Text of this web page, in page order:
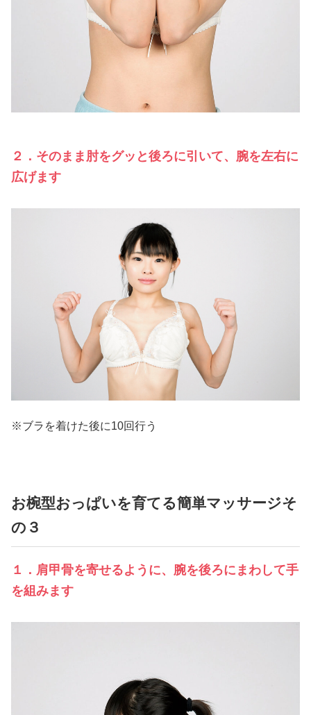
２．そのまま肘をグッと後ろに引いて、腕を左右に
広げます
※ブラを着けた後に10回行う
お椀型おっぱいを育てる簡単マッサージそ
の３
１．肩甲骨を寄せるように、腕を後ろにまわして手
を組みます